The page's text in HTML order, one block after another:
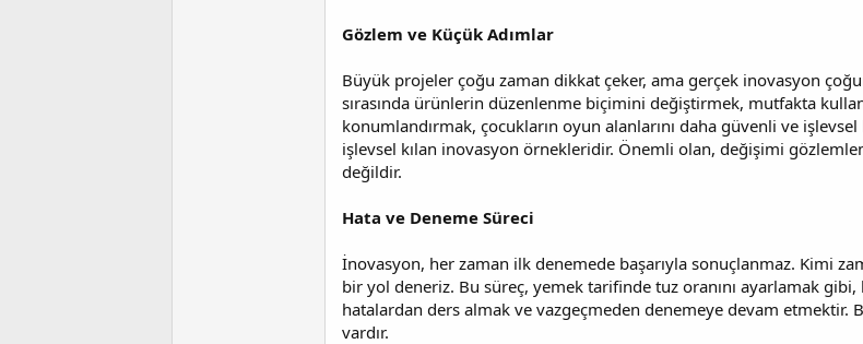
Gözlem ve Küçük Adımlar
Büyük projeler çoğu zaman dikkat çeker, ama gerçek inovasyon
sırasında ürünlerin düzenlenme biçimini değiştirmek, mutfakta
konumlandırmak, çocukların oyun alanlarını daha güvenli ve
işlevsel kılan inovasyon örnekleridir. Önemli olan, değişimi
değildir.
Hata ve Deneme Süreci
İnovasyon, her zaman ilk denemede başarıyla sonuçlanmaz. Kimi
bir yol deneriz. Bu süreç, yemek tarifinde tuz oranını ayarlamak
hatalardan ders almak ve vazgeçmeden denemeye devam etmektir.
vardır.